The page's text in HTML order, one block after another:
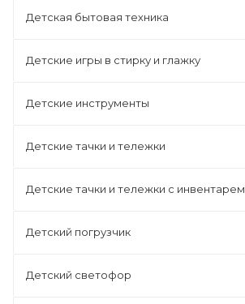
Детская бытовая техника
Детские игры в стирку и глажку
Детские инструменты
Детские тачки и тележки
Детские тачки и тележки с инвентарем
Детский погрузчик
Детский светофор